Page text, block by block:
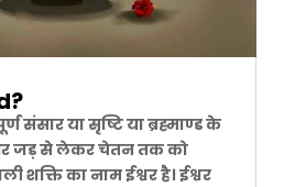
संसार या सृष्टि या ब्रह्माण्ड के
जड़ से लेकर चेतन तक को
शक्ति का नाम ईश्वर है। ईश्वर